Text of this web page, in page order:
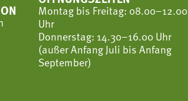
Montag bis Freitag: 08.00–12.00
Uhr
Donnerstag: 14.30–16.00 Uhr
(außer Anfang Juli bis Anfang
September)